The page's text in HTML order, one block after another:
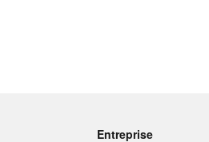
Entreprise